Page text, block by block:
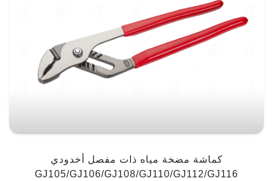
كماشة مضخة مياه ذات مفصل أخدودي
GJ105/GJ106/GJ108/GJ110/GJ112/GJ116